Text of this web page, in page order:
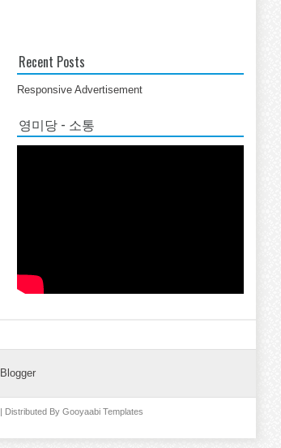
Recent Posts
Responsive Advertisement
영미당 - 소통
Blogger
| Distributed By Gooyaabi Templates